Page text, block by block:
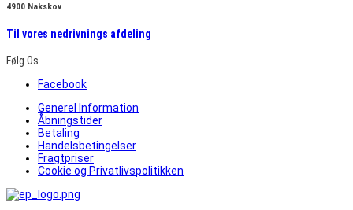
4900 Nakskov
Til vores nedrivnings afdeling
Følg Os
Facebook
Generel Information
Åbningstider
Betaling
Handelsbetingelser
Fragtpriser
Cookie og Privatlivspolitikken